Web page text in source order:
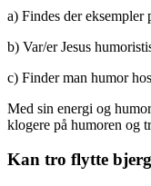
a) Findes der eksempler
b) Var/er Jesus
c) Finder man humor
Med sin energi og
klogere på humoren og
Kan tro flytte